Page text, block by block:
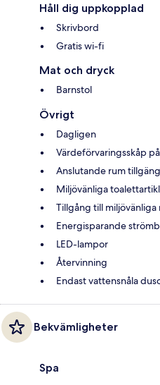
Håll dig uppkopplad
Skrivbord
Gratis wi-fi
Mat och dryck
Barnstol
Övrigt
Dagligen
Värdeförvaringsskåp
Anslutande rum
Miljövänliga
Tillgång till
Energisparande
LED-lampor
Återvinning
Endast vattensnåla
Bekvämligheter
Spa